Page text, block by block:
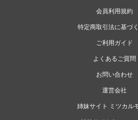
会員利用規約
特定商取引法に基づ
ご利用ガイド
よくあるご質問
お問い合わせ
運営会社
姉妹サイト ミツカル